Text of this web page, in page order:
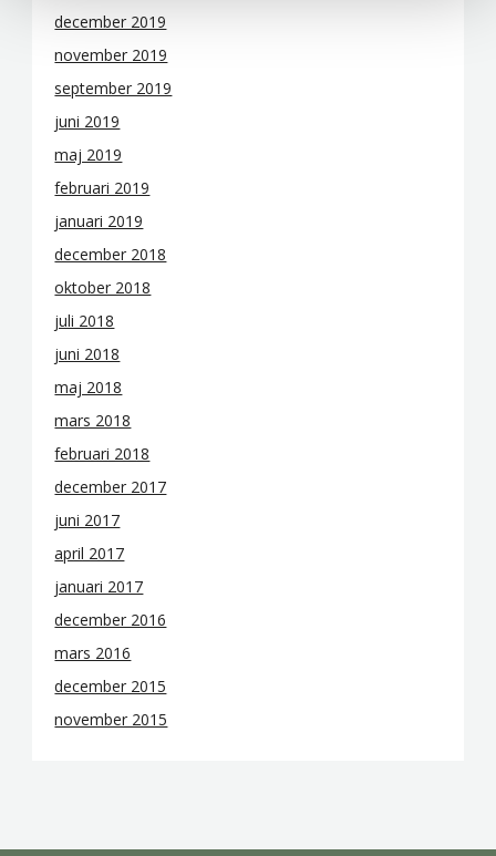
december 2019
november 2019
september 2019
juni 2019
maj 2019
februari 2019
januari 2019
december 2018
oktober 2018
juli 2018
juni 2018
maj 2018
mars 2018
februari 2018
december 2017
juni 2017
april 2017
januari 2017
december 2016
mars 2016
december 2015
november 2015